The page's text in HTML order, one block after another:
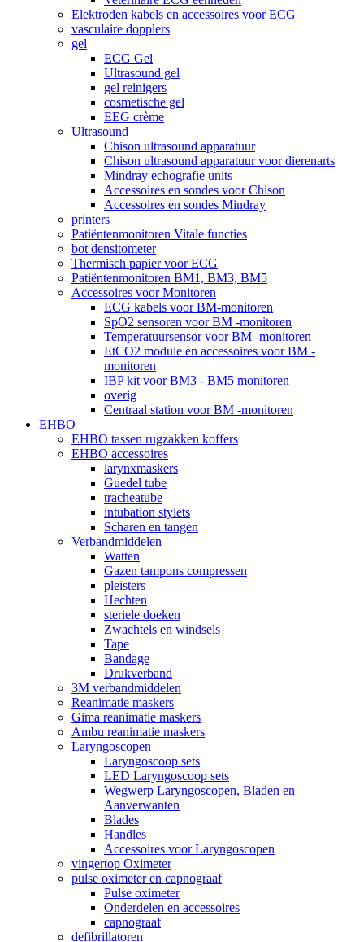
Elektroden kabels en accessoires voor ECG
vasculaire dopplers
gel
ECG Gel
Ultrasound gel
gel reinigers
cosmetische gel
EEG crème
Ultrasound
Chison ultrasound apparatuur
Chison ultrasound apparatuur voor dierenarts
Mindray echografie units
Accessoires en sondes voor Chison
Accessoires en sondes Mindray
printers
Patiëntenmonitoren Vitale functies
bot densitometer
Thermisch papier voor ECG
Patiëntenmonitoren BM1, BM3, BM5
Accessoires voor Monitoren
ECG kabels voor BM-monitoren
SpO2 sensoren voor BM -monitoren
Temperatuursensor voor BM -monitoren
EtCO2 module en accessoires voor BM -
monitoren
IBP kit voor BM3 - BM5 monitoren
overig
Centraal station voor BM -monitoren
EHBO
EHBO tassen rugzakken koffers
EHBO accessoires
larynxmaskers
Guedel tube
tracheatube
intubation stylets
Scharen en tangen
Verbandmiddelen
Watten
Gazen tampons compressen
pleisters
Hechten
steriele doeken
Zwachtels en windsels
Tape
Bandage
Drukverband
3M verbandmiddelen
Reanimatie maskers
Gima reanimatie maskers
Ambu reanimatie maskers
Laryngoscopen
Laryngoscoop sets
LED Laryngoscoop sets
Wegwerp Laryngoscopen, Bladen en
Aanverwanten
Blades
Handles
Accessoires voor Laryngoscopen
vingertop Oximeter
pulse oximeter en capnograaf
Pulse oximeter
Onderdelen en accessoires
capnograaf
defibrillatoren